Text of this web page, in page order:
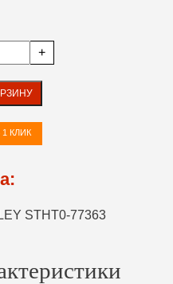
+
КЛИК